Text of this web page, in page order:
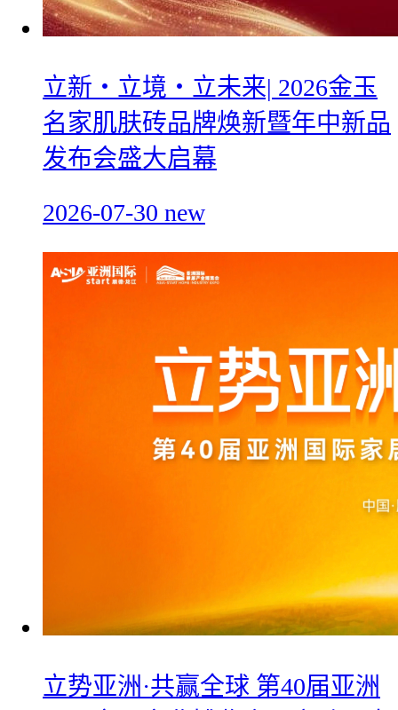
立新・立境・立未来| 2026金玉
名家肌肤砖品牌焕新暨年中新品
发布会盛大启幕
2026-07-30 new
立势亚洲·共赢全球 第40届亚洲